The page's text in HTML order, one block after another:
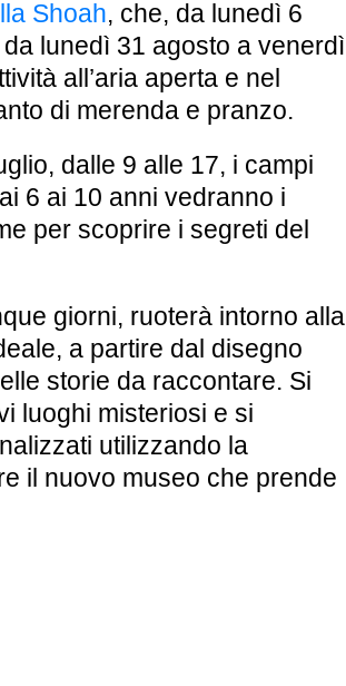
Shoah, che, da lunedì 6
lunedì 31 agosto a venerdì
all’aria aperta e nel
di merenda e pranzo.
dalle 9 alle 17, i campi
6 ai 10 anni vedranno i
per scoprire i segreti del
giorni, ruoterà intorno alla
a partire dal disegno
storie da raccontare. Si
luoghi misteriosi e si
utilizzando la
il nuovo museo che prende